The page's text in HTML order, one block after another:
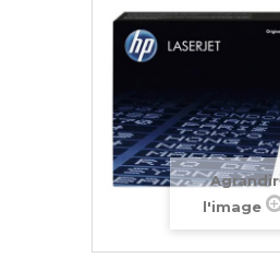
Agrandir
l'image